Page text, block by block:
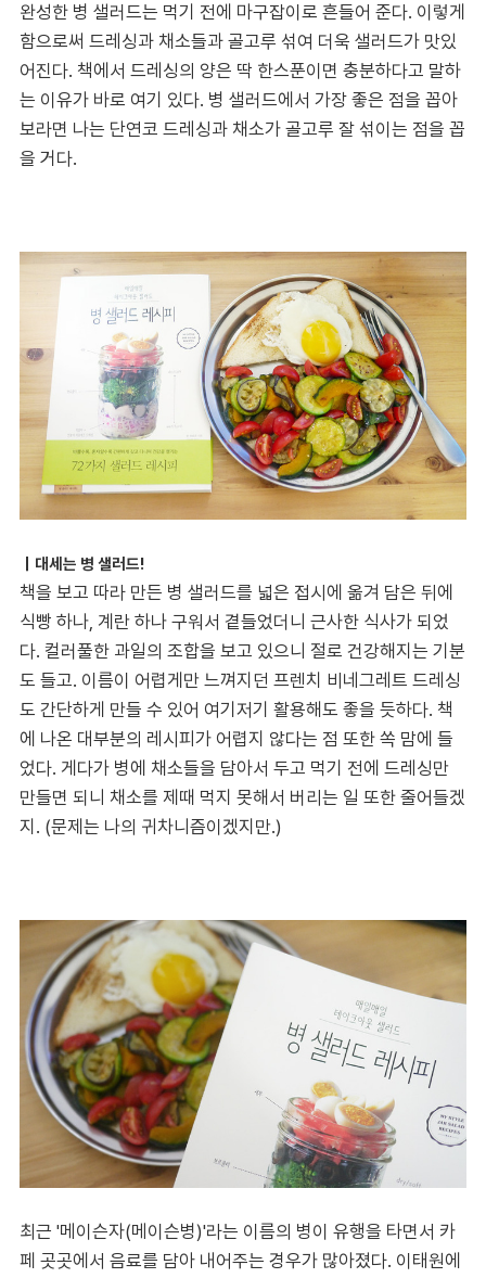
완성한 병 샐러드는 먹기 전에 마구잡이로 흔들어 준다. 이렇게
함으로써 드레싱과 채소들과 골고루 섞여 더욱 샐러드가 맛있
어진다. 책에서 드레싱의 양은 딱 한스푼이면 충분하다고 말하
는 이유가 바로 여기 있다. 병 샐러드에서 가장 좋은 점을 꼽아
보라면 나는 단연코 드레싱과 채소가 골고루 잘 섞이는 점을 꼽
을 거다.
｜대세는 병 샐러드!
책을 보고 따라 만든 병 샐러드를 넓은 접시에 옮겨 담은 뒤에
식빵 하나, 계란 하나 구워서 곁들었더니 근사한 식사가 되었
다. 컬러풀한 과일의 조합을 보고 있으니 절로 건강해지는 기분
도 들고. 이름이 어렵게만 느껴지던 프렌치 비네그레트 드레싱
도 간단하게 만들 수 있어 여기저기 활용해도 좋을 듯하다. 책
에 나온 대부분의 레시피가 어렵지 않다는 점 또한 쏙 맘에 들
었다. 게다가 병에 채소들을 담아서 두고 먹기 전에 드레싱만
만들면 되니 채소를 제때 먹지 못해서 버리는 일 또한 줄어들겠
지. (문제는 나의 귀차니즘이겠지만.)
최근 '메이슨자(메이슨병)'라는 이름의 병이 유행을 타면서 카
페 곳곳에서 음료를 담아 내어주는 경우가 많아졌다. 이태원에